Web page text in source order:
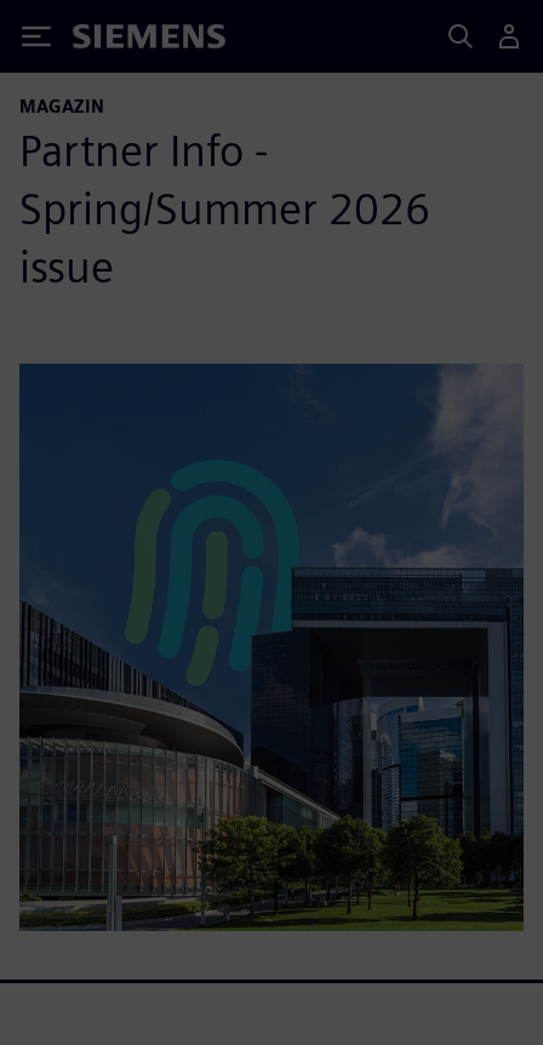
Siemens
MAGAZIN
Partner Info -
Spring/Summer 2026
issue